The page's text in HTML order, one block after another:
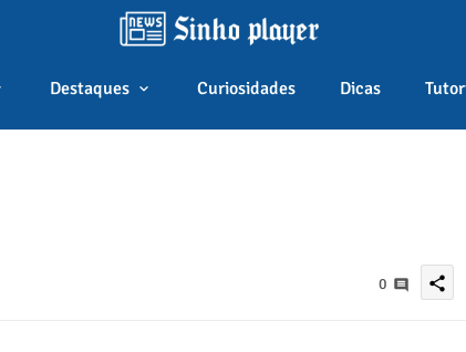
Destaques Curiosidades Dicas
0 share